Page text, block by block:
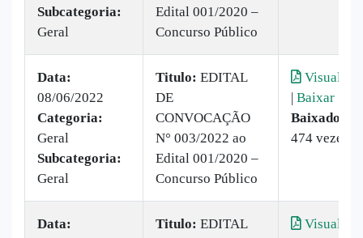
Subcategoria:
Geral
Edital 001/2020 –
Concurso Público
Data:
08/06/2022
Categoria:
Geral
Subcategoria:
Geral
Titulo: EDITAL
DE
CONVOCAÇÃO
N° 003/2022 ao
Edital 001/2020 –
Concurso Público
Visualizar
| Baixar
Baixado:
474 vezes
Data:
Titulo: EDITAL
Visualizar